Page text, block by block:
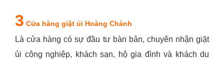
3 Cửa hàng giặt ủi Hoàng Chánh
Là cửa hàng có sự đầu tư bàn bản, chuyên nhận giặt
ủi công nghiệp, khách sạn, hộ gia đình và khách du